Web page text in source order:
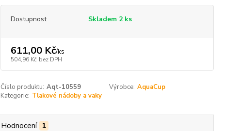
Dostupnost Skladem 2 ks
611,00 Kč/ks
504,96 Kč bez DPH
Číslo produktu: Aqt-10559 Výrobce: AquaCup
Kategorie: Tlakové nádoby a vaky
Hodnocení 1